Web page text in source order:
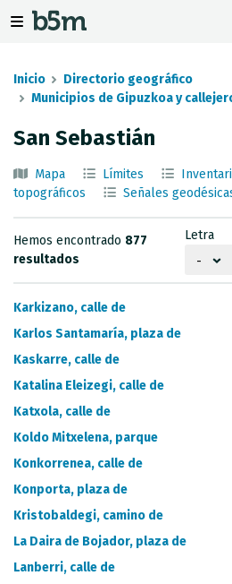
Inicio
Directorio geográfico
Municipios de Gipuzkoa y
San Sebastián
Mapa Límites
topográficos
Señales
Hemos encontrado 877
resultados
Letra
-
Karkizano, calle de
Karlos Santamaría, plaza de
Kaskarre, calle de
Katalina Eleizegi, calle de
Katxola, calle de
Koldo Mitxelena, parque
Konkorrenea, calle de
Konporta, plaza de
Kristobaldegi, camino de
La Daira de Bojador, plaza de
Lanberri, calle de
DESCARGAS
CONJUNTOS DE DATOS
SERVICIOS OGC
SERVICIOS INSPIRE
LÍMITES MUNICIPALES
INVENTARIO DE LEVANTAMIENTOS
CATÁLOGO DE METADATOS
DISTANCIA ENTRE MUNICIPIOS
G-IRUDIA
VISUALIZADOR DE MAPAS DE GIPUZKOA
MAPAS OFFLINE
MAPAS HD DE GIPUZKOA
GEODESIA
RED GNSS EN GIPUZKOA
SEÑALES GEODÉSICAS
DETECCIÓN DE SUBSIDENCIAS